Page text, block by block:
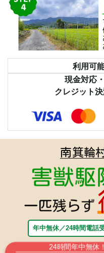
利用可
現金対応
クレジット
南箕輪
年中無休／24時間電話
24時間年中無休